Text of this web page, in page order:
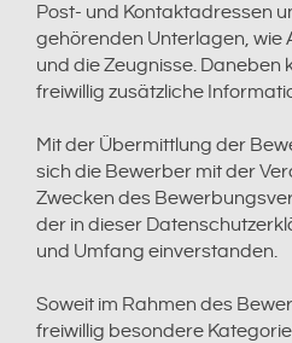
Post- und Kontaktadressen
gehörenden Unterlagen, wie
und die Zeugnisse. Daneben
freiwillig zusätzliche
Mit der Übermittlung der
sich die Bewerber mit der
Zwecken des
der in dieser
und Umfang einverstanden.
Soweit im Rahmen des
freiwillig besondere